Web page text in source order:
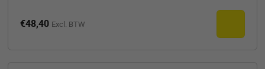
€48,40 Excl. BTW